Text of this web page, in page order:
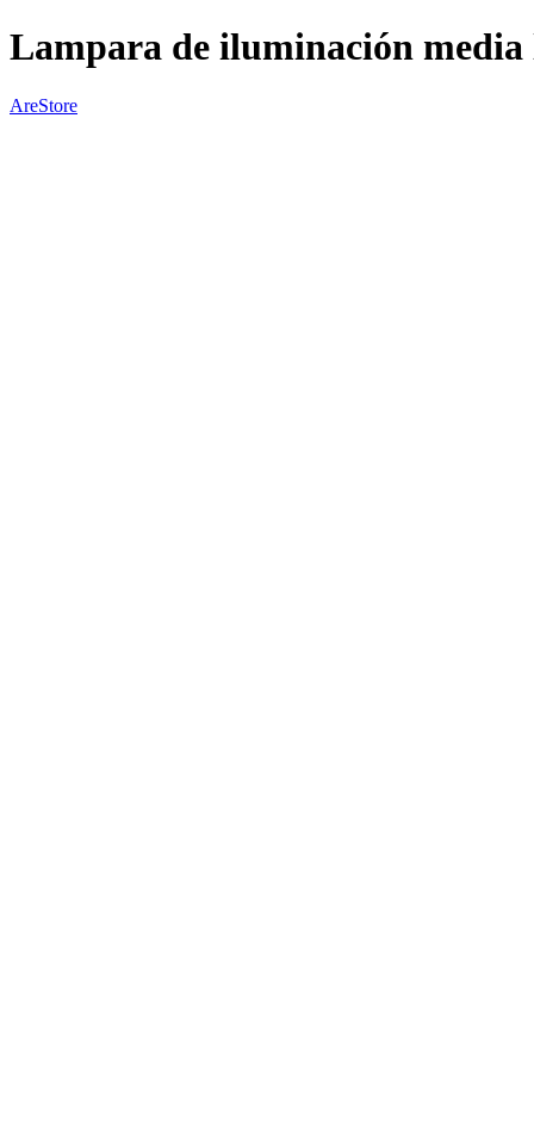
Lampara de iluminación media
AreStore